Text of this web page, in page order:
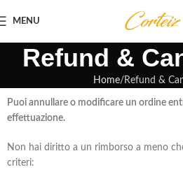
MENU
Refund &
Home Refund &
Puoi annullare o modificare un ordine
effettuazione.
Non hai diritto a un rimborso a meno
criteri: